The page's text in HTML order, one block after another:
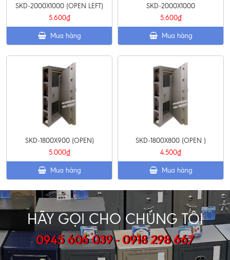
SKD-2000X1000 (OPEN LEFT)
5.600₫
Mua hàng
SKD-2000X1000
5.600₫
Mua hàng
SKD-1800X900 (OPEN)
5.000₫
Mua hàng
SKD-1800X800 (OPEN )
4.500₫
Mua hàng
HÃY GỌI CHO CHÚNG TÔI
0945 606 039 - 0918 298 667